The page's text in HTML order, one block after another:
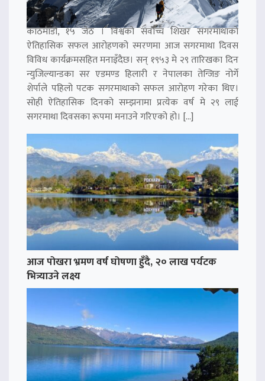
काठमाडौं, १५ जेठ । विश्वको सर्वोच्च शिखर सगरमाथाको
ऐतिहासिक सफल आरोहणको स्मरणमा आज सगरमाथा दिवस
विविध कार्यक्रमसहित मनाइँदैछ। सन् १९५३ मे २९ तारिखका दिन
न्युजिल्यान्डका सर एडमण्ड हिलारी र नेपालका तेन्जिङ नोर्गे
शेर्पाले पहिलो पटक सगरमाथाको सफल आरोहण गरेका थिए।
सोही ऐतिहासिक दिनको सम्झनामा प्रत्येक वर्ष मे २९ लाई
सगरमाथा दिवसका रूपमा मनाउने गरिएको हो। […]
आज पोखरा भ्रमण वर्ष घोषणा हुँदै, २० लाख पर्यटक
भित्र्याउने लक्ष्य